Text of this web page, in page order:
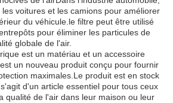
voitures et les camions pour améliorer
du véhicule.le filtre peut être utilisé
pour éliminer les particules de
globale de l'air.
est un matériau et un accessoire
un nouveau produit conçu pour fournir
maximales.Le produit est en stock
d'un article essentiel pour tous ceux
qualité de l'air dans leur maison ou leur